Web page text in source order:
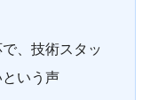
、技術スタッ
いう声